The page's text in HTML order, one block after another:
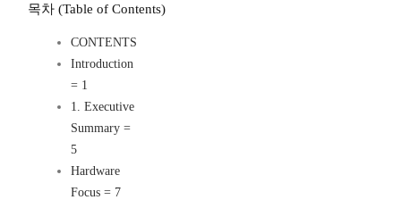
목차 (Table of Contents)
CONTENTS
Introduction
= 1
1. Executive
Summary =
5
Hardware
Focus = 7